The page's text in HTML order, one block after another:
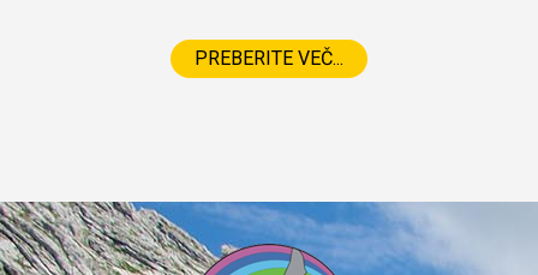
PREBERITE VEČ...